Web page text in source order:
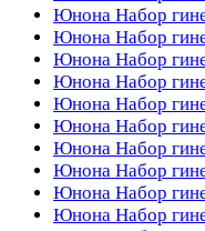
Юнона Набор
Юнона Набор
Юнона Набор
Юнона Набор
Юнона Набор
Юнона Набор
Юнона Набор
Юнона Набор
Юнона Набор
Юнона Набор